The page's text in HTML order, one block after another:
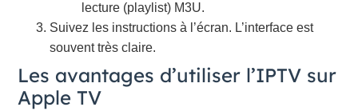
lecture (playlist) M3U.
Suivez les instructions à l’écran. L’interface est
souvent très claire.
Les avantages d’utiliser l’IPTV sur
Apple TV